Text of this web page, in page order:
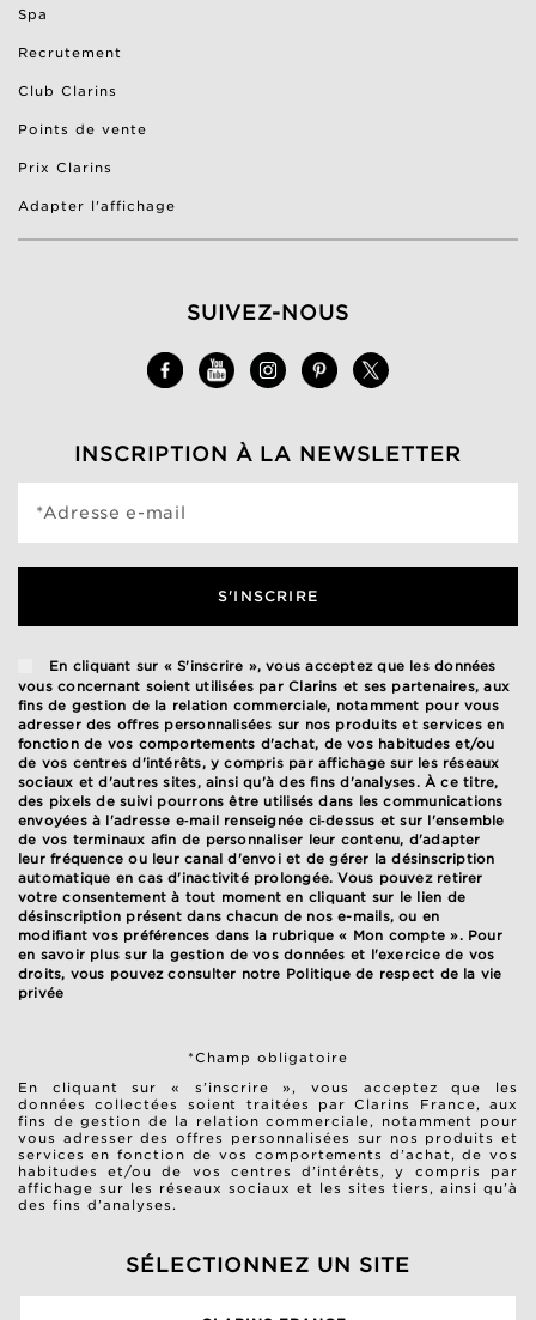
Spa
Recrutement
Club Clarins
Points de vente
Prix Clarins
Adapter l'affichage
SUIVEZ-NOUS
INSCRIPTION À LA NEWSLETTER
*Adresse e-mail
S'INSCRIRE
En cliquant sur « S'inscrire », vous acceptez que les données
vous concernant soient utilisées par Clarins et ses partenaires, aux
fins de gestion de la relation commerciale, notamment pour vous
adresser des offres personnalisées sur nos produits et services en
fonction de vos comportements d'achat, de vos habitudes et/ou
de vos centres d'intérêts, y compris par affichage sur les réseaux
sociaux et d'autres sites, ainsi qu'à des fins d'analyses. À ce titre,
des pixels de suivi pourrons être utilisés dans les communications
envoyées à l'adresse e‑mail renseignée ci‑dessus et sur l'ensemble
de vos terminaux afin de personnaliser leur contenu, d'adapter
leur fréquence ou leur canal d'envoi et de gérer la désinscription
automatique en cas d'inactivité prolongée. Vous pouvez retirer
votre consentement à tout moment en cliquant sur le lien de
désinscription présent dans chacun de nos e-mails, ou en
modifiant vos préférences dans la rubrique « Mon compte ». Pour
en savoir plus sur la gestion de vos données et l'exercice de vos
droits, vous pouvez consulter notre Politique de respect de la vie
privée
*Champ obligatoire
En cliquant sur « s’inscrire », vous acceptez que les
données collectées soient traitées par Clarins France, aux
fins de gestion de la relation commerciale, notamment pour
vous adresser des offres personnalisées sur nos produits et
services en fonction de vos comportements d’achat, de vos
habitudes et/ou de vos centres d’intérêts, y compris par
affichage sur les réseaux sociaux et les sites tiers, ainsi qu’à
des fins d’analyses.
SÉLECTIONNEZ UN SITE